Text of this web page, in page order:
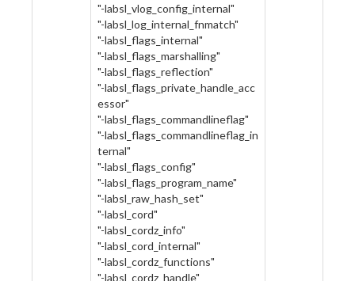
"-labsl_vlog_config_internal"
"-labsl_log_internal_fnmatch"
"-labsl_flags_internal"
"-labsl_flags_marshalling"
"-labsl_flags_reflection"
"-labsl_flags_private_handle_acc
essor"
"-labsl_flags_commandlineflag"
"-labsl_flags_commandlineflag_in
ternal"
"-labsl_flags_config"
"-labsl_flags_program_name"
"-labsl_raw_hash_set"
"-labsl_cord"
"-labsl_cordz_info"
"-labsl_cord_internal"
"-labsl_cordz_functions"
"-labsl_cordz_handle"